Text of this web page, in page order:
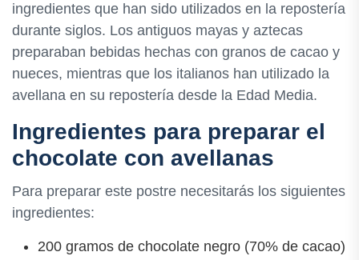
ingredientes que han sido utilizados en la repostería
durante siglos. Los antiguos mayas y aztecas
preparaban bebidas hechas con granos de cacao y
nueces, mientras que los italianos han utilizado la
avellana en su repostería desde la Edad Media.
Ingredientes para preparar el
chocolate con avellanas
Para preparar este postre necesitarás los siguientes
ingredientes:
200 gramos de chocolate negro (70% de cacao)